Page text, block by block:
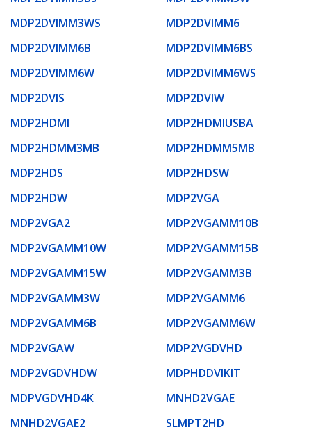
MDP2DVIMM3WS
MDP2DVIMM6
MDP2DVIMM6B
MDP2DVIMM6BS
MDP2DVIMM6W
MDP2DVIMM6WS
MDP2DVIS
MDP2DVIW
MDP2HDMI
MDP2HDMIUSBA
MDP2HDMM3MB
MDP2HDMM5MB
MDP2HDS
MDP2HDSW
MDP2HDW
MDP2VGA
MDP2VGA2
MDP2VGAMM10B
MDP2VGAMM10W
MDP2VGAMM15B
MDP2VGAMM15W
MDP2VGAMM3B
MDP2VGAMM3W
MDP2VGAMM6
MDP2VGAMM6B
MDP2VGAMM6W
MDP2VGAW
MDP2VGDVHD
MDP2VGDVHDW
MDPHDDVIKIT
MDPVGDVHD4K
MNHD2VGAE
MNHD2VGAE2
SLMPT2HD